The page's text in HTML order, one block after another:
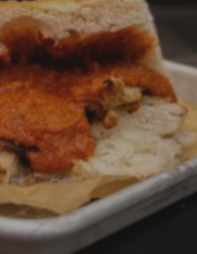
GEFLÜGEL
2 LIKES